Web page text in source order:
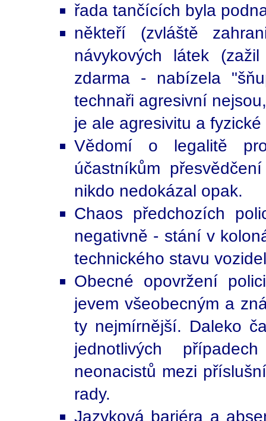
řada tančících byla
někteří (zvláště
návykových látek
zdarma - nabízela
technaři agresivní
je ale agresivitu a
Vědomí o legalitě
účastníkům
nikdo nedokázal opak.
Chaos předchozích
negativně - stání v
technického stavu
Obecné opovržení
jevem všeobecným a
ty nejmírnější. Daleko
jednotlivých
neonacistů mezi
rady.
Jazyková bariéra a